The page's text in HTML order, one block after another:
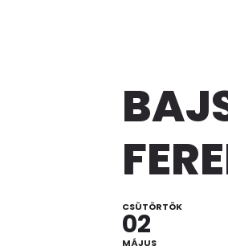
CSÜTÖRTÖK
02
MÁJUS